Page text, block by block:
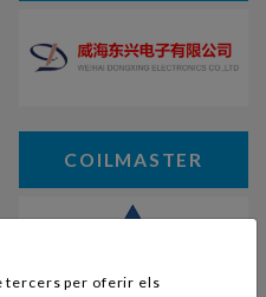
COILMASTER
tercers per oferir els